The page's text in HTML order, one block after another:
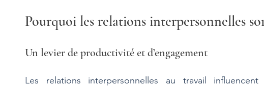
Pourquoi les relations interpersonnelles
Un levier de productivité et d’engagement
Les relations interpersonnelles au travail